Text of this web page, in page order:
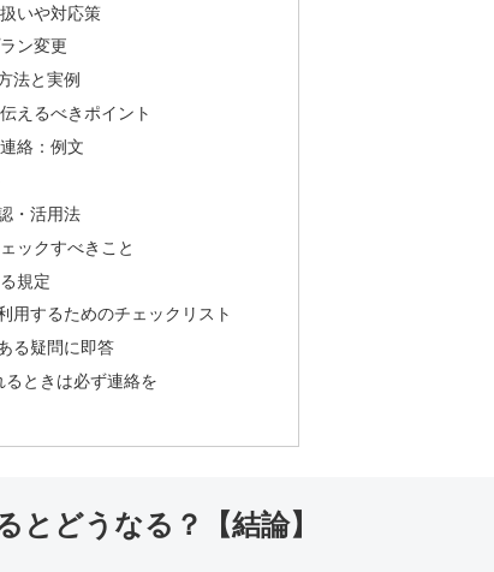
いや対応策
ン変更
法と実例
えるべきポイント
絡：例文
・活用法
ックすべきこと
規定
用するためのチェックリスト
る疑問に即答
るときは必ず連絡を
どうなる？【結論】